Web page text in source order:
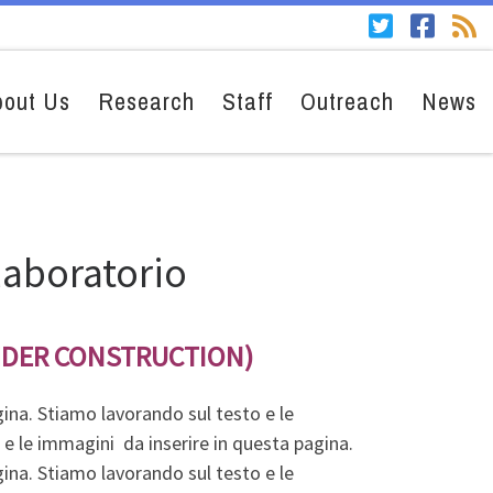
Us Research Staff Outreach News
CONSTRUCTION)
Stiamo lavorando sul testo e le
le immagini da inserire in questa pagina.
Stiamo lavorando sul testo e le